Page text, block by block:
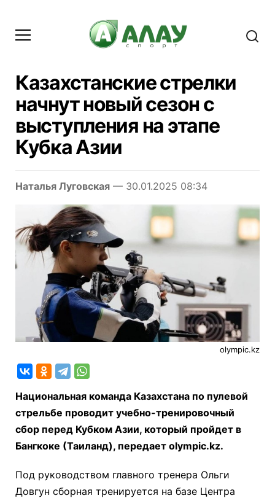
Казахстанские стрелки
начнут новый сезон с
выступления на этапе
Кубка Азии
Наталья Луговская — 30.01.2025 08:34
olympic.kz
Национальная команда Казахстана по пулевой
стрельбе проводит учебно-тренировочный
сбор перед Кубком Азии, который пройдет в
Бангкоке (Таиланд), передает olympic.kz.
Под руководством главного тренера Ольги
Довгун сборная тренируется на базе Центра